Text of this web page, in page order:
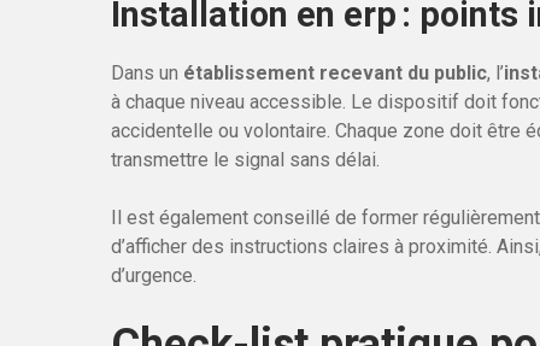
Installation en erp : points
Dans un établissement recevant du public, l’
à chaque niveau accessible. Le dispositif doit
accidentelle ou volontaire. Chaque zone doit être
transmettre le signal sans délai.
Il est également conseillé de former
d’afficher des instructions claires à proximité.
d’urgence.